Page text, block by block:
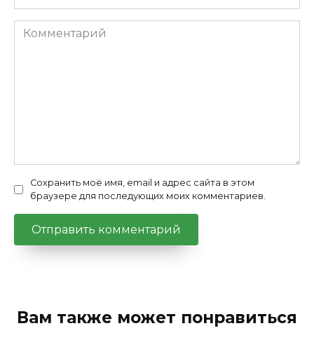
*
Комментарий
Сохранить моё имя, email и адрес сайта в этом
браузере для последующих моих комментариев.
Вам также может понравиться